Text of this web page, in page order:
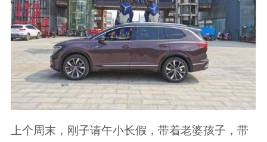
上个周末，刚子请午小长假，带着老婆孩子，带